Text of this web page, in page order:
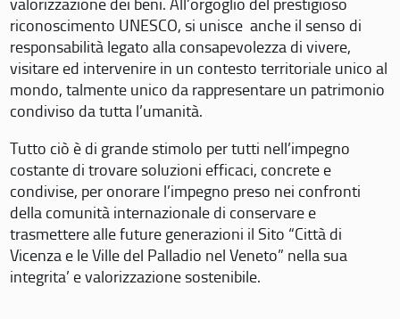
valorizzazione dei beni. All’orgoglio del prestigioso
riconoscimento UNESCO, si unisce anche il senso di
responsabilità legato alla consapevolezza di vivere,
visitare ed intervenire in un contesto territoriale unico al
mondo, talmente unico da rappresentare un patrimonio
condiviso da tutta l’umanità.
Tutto ciò è di grande stimolo per tutti nell’impegno
costante di trovare soluzioni efficaci, concrete e
condivise, per onorare l’impegno preso nei confronti
della comunità internazionale di conservare e
trasmettere alle future generazioni il Sito “Città di
Vicenza e le Ville del Palladio nel Veneto” nella sua
integrita’ e valorizzazione sostenibile.